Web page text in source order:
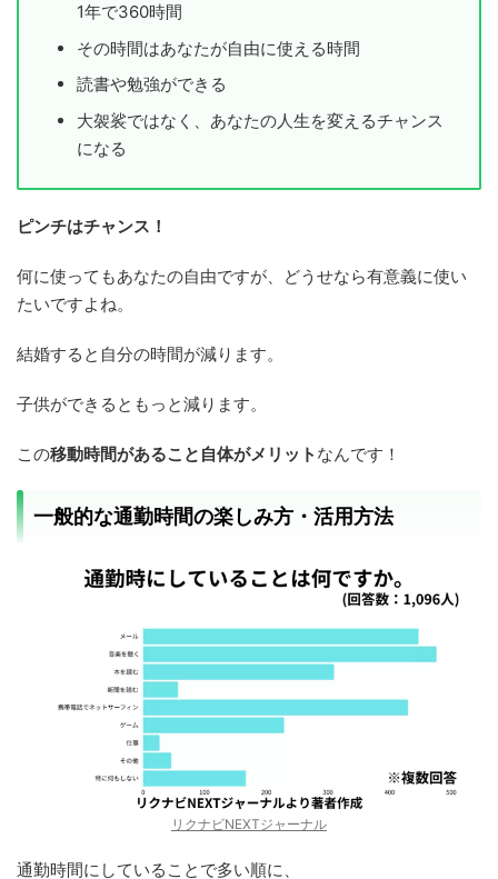
1年で360時間
その時間はあなたが自由に使える時間
読書や勉強ができる
大袈裟ではなく、あなたの人生を変えるチャンス
になる
ピンチはチャンス！
何に使ってもあなたの自由ですが、どうせなら有意義に使い
たいですよね。
結婚すると自分の時間が減ります。
子供ができるともっと減ります。
この移動時間があること自体がメリット なんです！
一般的な通勤時間の楽しみ方・活用方法
リクナビNEXTジャーナル
通勤時間にしていることで多い順に、